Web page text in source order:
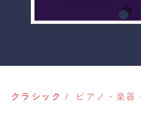
クラシック ピアノ・楽器